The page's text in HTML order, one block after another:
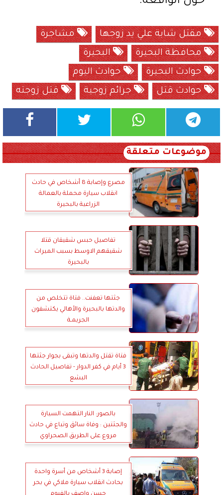
مقتل شابة علي يد زوجها
مشاجرة
محافظة البحيرة
البحيرة
حوادث البحيرة
حوادث اليوم
حوادث قتل
جرائم زوجية قتل زوجته
موضوعات متعلقة
مصرع وإصابة 8 أشخاص في حادث
انقلاب سيارة محملة بالعمالة
الزراعية بالبحيرة
تفاصيل حبس شقيقان قتلا
شقيقهم الاوسط بسبب الميراث
بالبحيرة
جثتها تعفنت.. فتاة تتخلص من
والدتها بالبحيرة والأهالي يكتشفون
الجريمـة
فتاة تقتل والدتها وتبقى بجوار جثتها
3 أيام في كفر الدوار - تفاصيل الحادث
البشع
بالصور: النار التهمت السيارة
والجثتين : وفاة سائق وتباع في حادث
مروع على الطريق الصحراوي
إصابة 3 أشخاص من أسرة واحدة
بحادث انقلاب سيارة ملاكي في بحر